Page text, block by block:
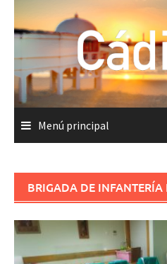
contenido
Menú principal
BRIGADA DE